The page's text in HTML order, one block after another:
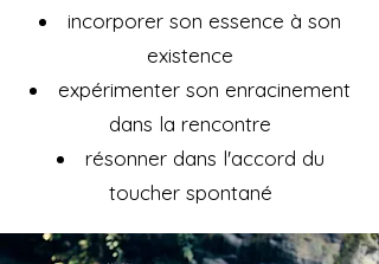
incorporer son essence à son
existence
expérimenter son enracinement
dans la rencontre
résonner dans l'accord du
toucher spontané